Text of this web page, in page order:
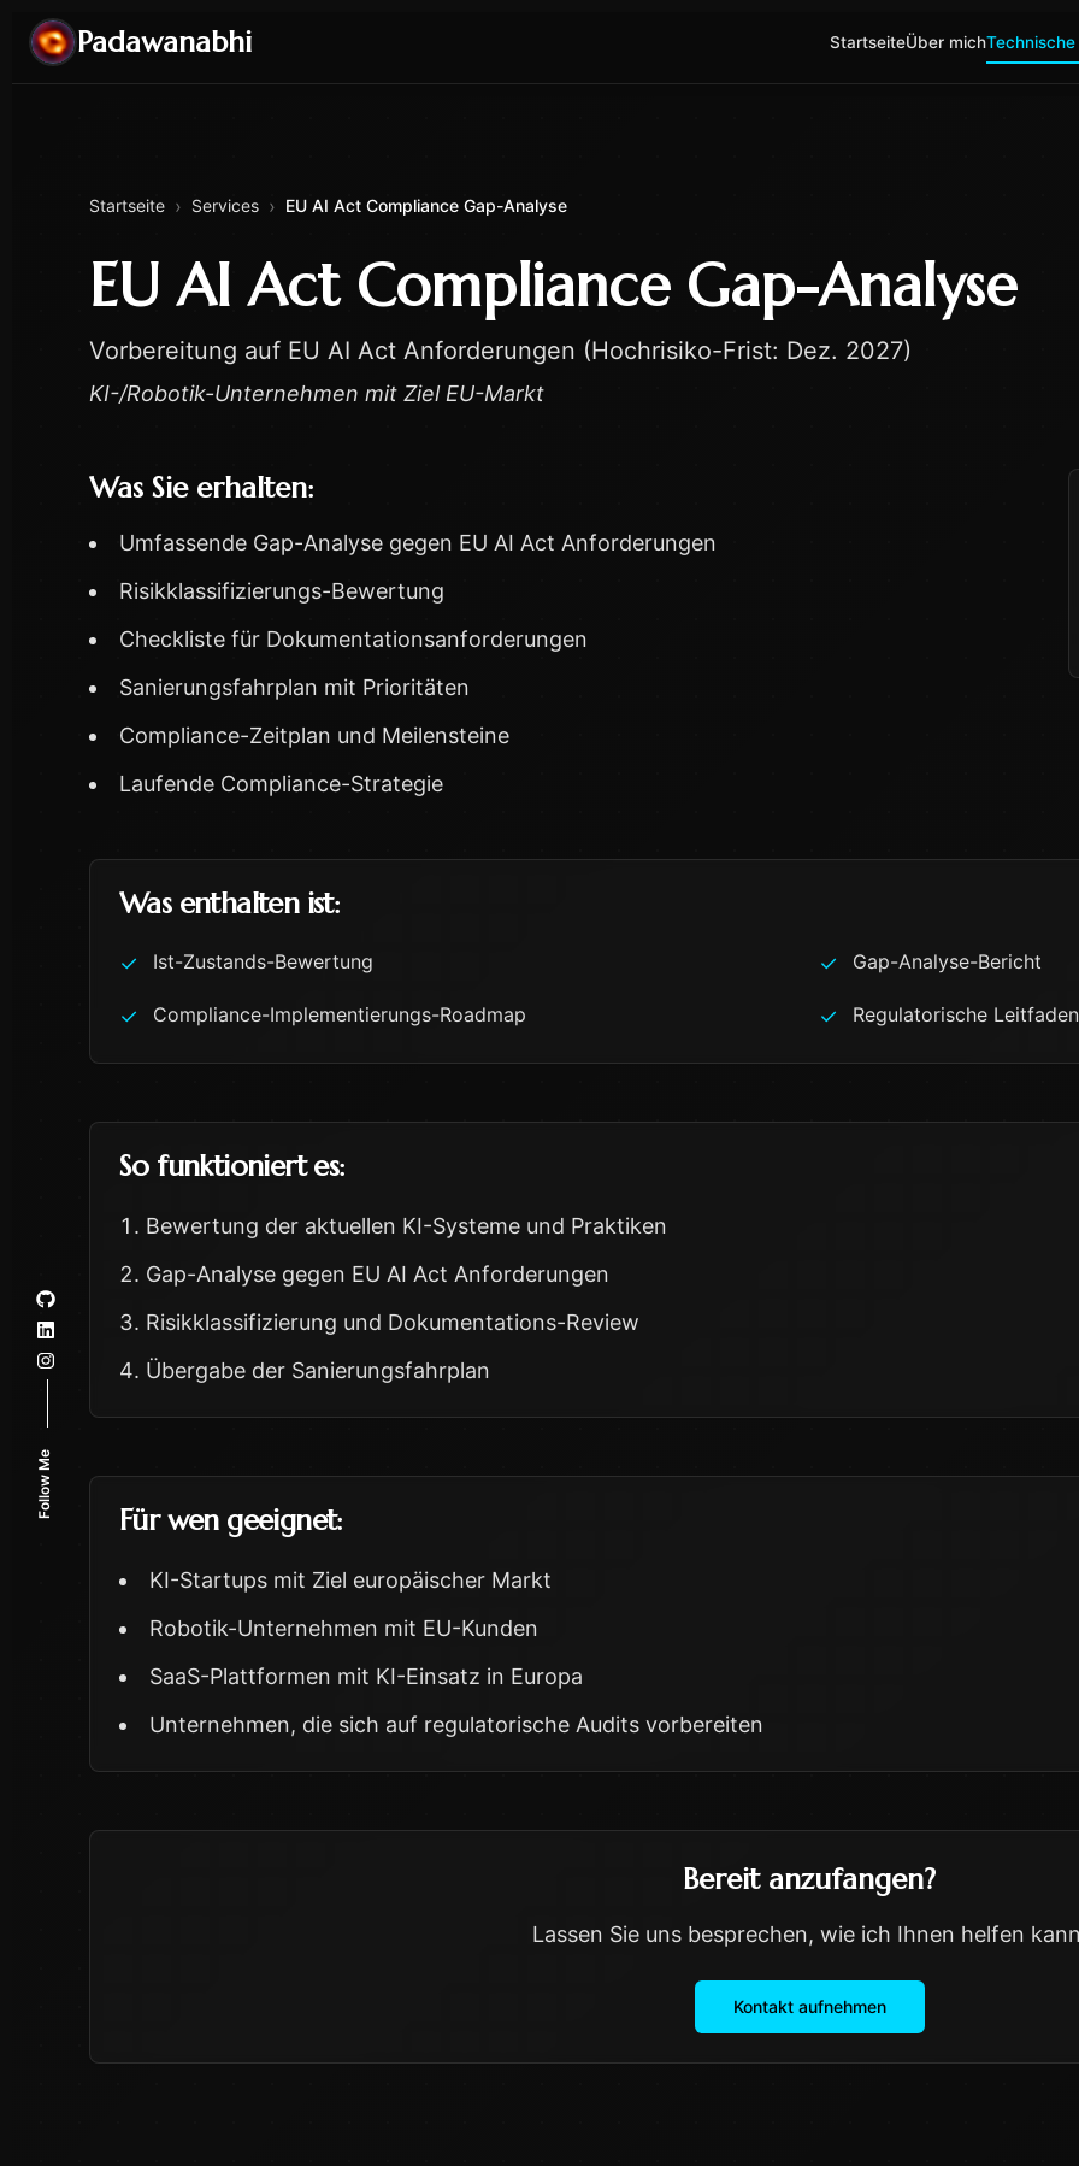
Padawanabhi StartseiteÜber mich
Startseite › Services › EU AI Act Compliance Gap-Analyse
EU AI Act Compliance Gap-Analyse
Vorbereitung auf EU AI Act Anforderungen (Hochrisiko-Frist: Dez. 2027)
KI-/Robotik-Unternehmen mit Ziel EU-Markt
Was Sie erhalten:
Umfassende Gap-Analyse gegen EU AI Act Anforderungen
Risikklassifizierungs-Bewertung
Checkliste für Dokumentationsanforderungen
Sanierungsfahrplan mit Prioritäten
Compliance-Zeitplan und Meilensteine
Laufende Compliance-Strategie
Was enthalten ist:
✓ Ist-Zustands-Bewertung ✓ Gap-Analyse-Bericht
✓ Compliance-Implementierungs-Roadmap ✓ Regulatorische
So funktioniert es:
Bewertung der aktuellen KI-Systeme und Praktiken
Gap-Analyse gegen EU AI Act Anforderungen
Risikklassifizierung und Dokumentations-Review
Übergabe der Sanierungsfahrplan
Für wen geeignet:
KI-Startups mit Ziel europäischer Markt
Robotik-Unternehmen mit EU-Kunden
SaaS-Plattformen mit KI-Einsatz in Europa
Unternehmen, die sich auf regulatorische Audits vorbereiten
Bereit anzufangen?
Lassen Sie uns besprechen, wie ich Ihnen helfen
Kontakt aufnehmen
Follow Me